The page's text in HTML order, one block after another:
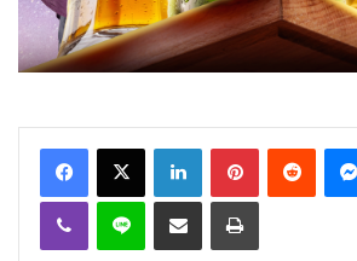
FacebookX Linkedin PinterestReddit
Viber Ligne Partager par email Imprimer